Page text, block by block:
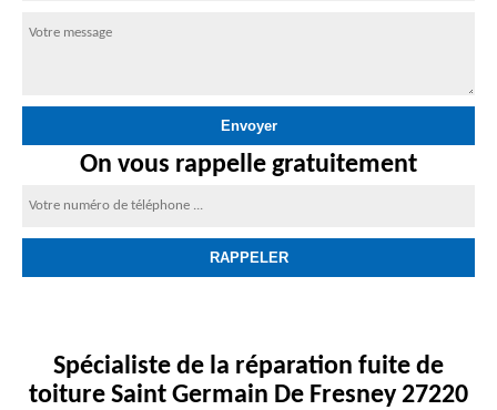
On vous rappelle gratuitement
Spécialiste de la réparation fuite de
toiture Saint Germain De Fresney 27220